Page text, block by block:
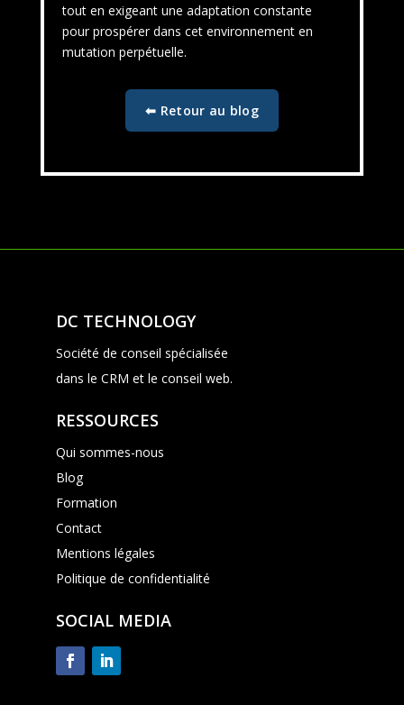
tout en exigeant une adaptation constante
pour prospérer dans cet environnement en
mutation perpétuelle.
⬅ Retour au blog
DC TECHNOLOGY
Société de conseil spécialisée
dans le CRM et le conseil web.
RESSOURCES
Qui sommes-nous
Blog
Formation
Contact
Mentions légales
Politique de confidentialité
SOCIAL MEDIA